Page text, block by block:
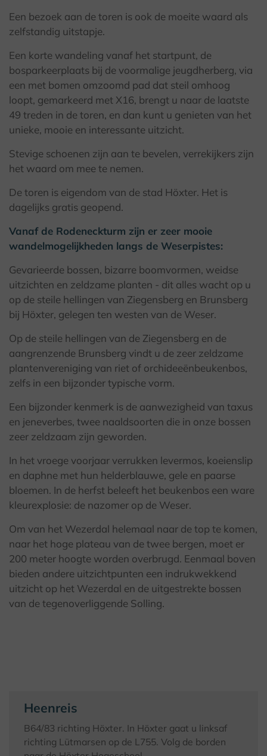
Een bezoek aan de toren is ook de moeite waard als
zelfstandig uitstapje.
Een korte wandeling vanaf het startpunt, de
bosparkeerplaats bij de voormalige jeugdherberg, via
een met bomen omzoomd pad dat steil omhoog
loopt, gemarkeerd met X16, brengt u naar de laatste
49 treden in de toren, en dan kunt u genieten van het
unieke, mooie en interessante uitzicht.
Stevige schoenen zijn aan te bevelen, verrekijkers zijn
het waard om mee te nemen.
De toren is eigendom van de stad Höxter. Het is
dagelijks gratis geopend.
Vanaf de Rodeneckturm zijn er zeer mooie
wandelmogelijkheden langs de Weserpistes:
Gevarieerde bossen, bizarre boomvormen, weidse
uitzichten en zeldzame planten - dit alles wacht op u
op de steile hellingen van Ziegensberg en Brunsberg
bij Höxter, gelegen ten westen van de Weser.
Op de steile hellingen van de Ziegensberg en de
aangrenzende Brunsberg vindt u de zeer zeldzame
plantenvereniging van riet of orchideeënbeukenbos,
zelfs in een bijzonder typische vorm.
Een bijzonder kenmerk is de aanwezigheid van taxus
en jeneverbes, twee naaldsoorten die in onze bossen
zeer zeldzaam zijn geworden.
In het vroege voorjaar verrukken levermos, koeienslip
en daphne met hun helderblauwe, gele en paarse
bloemen. In de herfst beleeft het beukenbos een ware
kleurexplosie: de nazomer op de Weser.
Om van het Wezerdal helemaal naar de top te komen,
naar het hoge plateau van de twee bergen, moet er
200 meter hoogte worden overbrugd. Eenmaal boven
bieden andere uitzichtpunten een indrukwekkend
uitzicht op het Wezerdal en de uitgestrekte bossen
van de tegenoverliggende Solling.
Heenreis
B64/83 richting Höxter. In Höxter gaat u linksaf
richting Lütmarsen op de L755. Volg de borden